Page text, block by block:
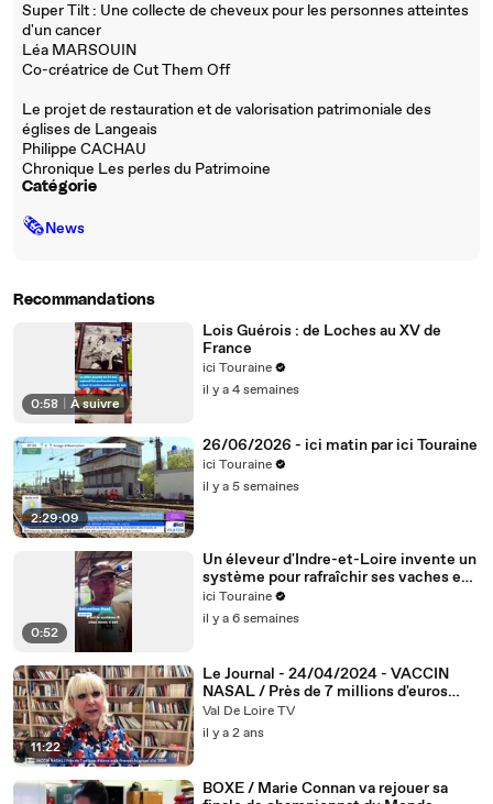
Super Tilt : Une collecte de cheveux pour les personnes atteintes
d'un cancer
Léa MARSOUIN
Co-créatrice de Cut Them Off
Le projet de restauration et de valorisation patrimoniale des
églises de Langeais
Philippe CACHAU
Chronique Les perles du Patrimoine
Catégorie
🗞News
Recommandations
0:58 À suivre
Lois Guérois : de Loches au XV de
France
ici Touraine
il y a 4 semaines
2:29:09
26/06/2026 - ici matin par ici Touraine
ici Touraine
il y a 5 semaines
0:52
Un éleveur d'Indre-et-Loire invente un
système pour rafraîchir ses vaches en
pleine canicule
ici Touraine
il y a 6 semaines
11:22
Le Journal - 24/04/2024 - VACCIN
NASAL / Près de 7 millions d'euros
pour financer le projet d'ici 2026
Val De Loire TV
il y a 2 ans
BOXE / Marie Connan va rejouer sa